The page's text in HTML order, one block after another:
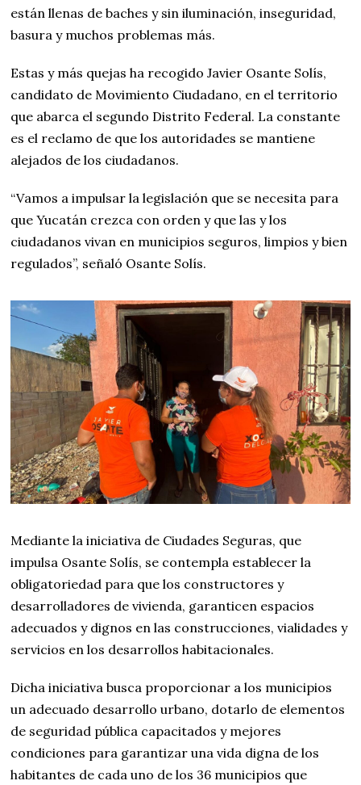
están llenas de baches y sin iluminación, inseguridad,
basura y muchos problemas más.
Estas y más quejas ha recogido Javier Osante Solís,
candidato de Movimiento Ciudadano, en el territorio
que abarca el segundo Distrito Federal. La constante
es el reclamo de que los autoridades se mantiene
alejados de los ciudadanos.
“Vamos a impulsar la legislación que se necesita para
que Yucatán crezca con orden y que las y los
ciudadanos vivan en municipios seguros, limpios y bien
regulados”, señaló Osante Solís.
Mediante la iniciativa de Ciudades Seguras, que
impulsa Osante Solís, se contempla establecer la
obligatoriedad para que los constructores y
desarrolladores de vivienda, garanticen espacios
adecuados y dignos en las construcciones, vialidades y
servicios en los desarrollos habitacionales.
Dicha iniciativa busca proporcionar a los municipios
un adecuado desarrollo urbano, dotarlo de elementos
de seguridad pública capacitados y mejores
condiciones para garantizar una vida digna de los
habitantes de cada uno de los 36 municipios que